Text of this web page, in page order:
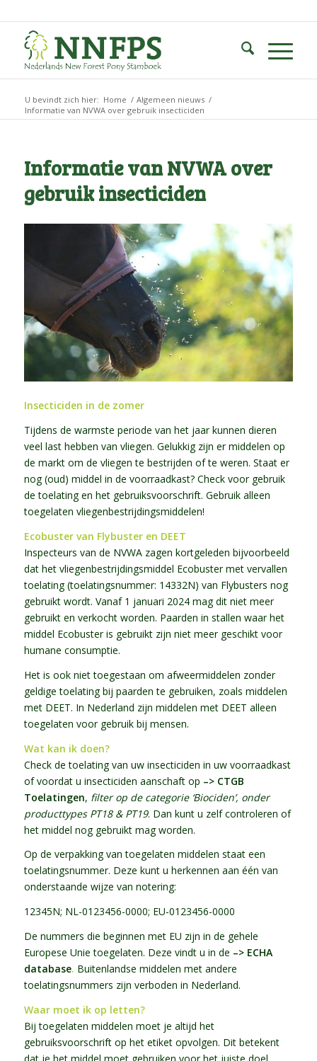
U bevindt zich hier: Home / Algemeen nieuws /
Informatie van NVWA over gebruik insecticiden
Informatie van NVWA over
gebruik insecticiden
Insecticiden in de zomer
Tijdens de warmste periode van het jaar kunnen dieren
veel last hebben van vliegen. Gelukkig zijn er middelen op
de markt om de vliegen te bestrijden of te weren. Staat er
nog (oud) middel in de voorraadkast? Check voor gebruik
de toelating en het gebruiksvoorschrift. Gebruik alleen
toegelaten vliegenbestrijdingsmiddelen!
Ecobuster van Flybuster en DEET
Inspecteurs van de NVWA zagen kortgeleden bijvoorbeeld
dat het vliegenbestrijdingsmiddel Ecobuster met vervallen
toelating (toelatingsnummer: 14332N) van Flybusters nog
gebruikt wordt. Vanaf 1 januari 2024 mag dit niet meer
gebruikt en verkocht worden. Paarden in stallen waar het
middel Ecobuster is gebruikt zijn niet meer geschikt voor
humane consumptie.
Het is ook niet toegestaan om afweermiddelen zonder
geldige toelating bij paarden te gebruiken, zoals middelen
met DEET. In Nederland zijn middelen met DEET alleen
toegelaten voor gebruik bij mensen.
Wat kan ik doen?
Check de toelating van uw insecticiden in uw voorraadkast
of voordat u insecticiden aanschaft op –> CTGB
Toelatingen, filter op de categorie ‘Biociden’, onder
producttypes PT18 & PT19. Dan kunt u zelf controleren of
het middel nog gebruikt mag worden.
Op de verpakking van toegelaten middelen staat een
toelatingsnummer. Deze kunt u herkennen aan één van
onderstaande wijze van notering:
12345N; NL-0123456-0000; EU-0123456-0000
De nummers die beginnen met EU zijn in de gehele
Europese Unie toegelaten. Deze vindt u in de –> ECHA
database. Buitenlandse middelen met andere
toelatingsnummers zijn verboden in Nederland.
Waar moet ik op letten?
Bij toegelaten middelen moet je altijd het
gebruiksvoorschrift op het etiket opvolgen. Dit betekent